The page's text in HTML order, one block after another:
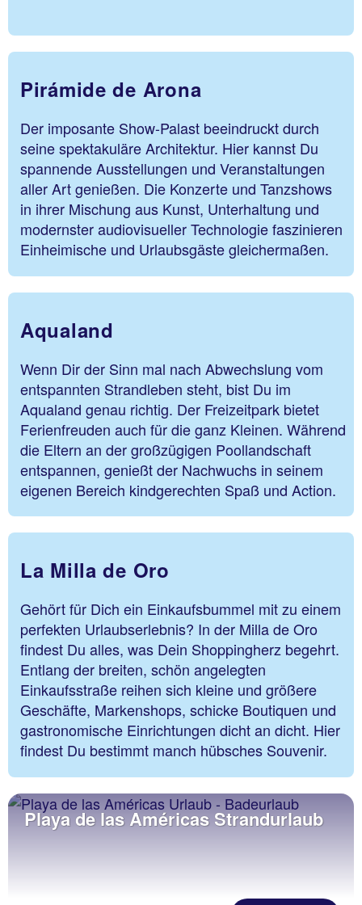
Pirámide de Arona
Der imposante Show-Palast beeindruckt durch
seine spektakuläre Architektur. Hier kannst Du
spannende Ausstellungen und Veranstaltungen
aller Art genießen. Die Konzerte und Tanzshows
in ihrer Mischung aus Kunst, Unterhaltung und
modernster audiovisueller Technologie faszinieren
Einheimische und Urlaubsgäste gleichermaßen.
Aqualand
Wenn Dir der Sinn mal nach Abwechslung vom
entspannten Strandleben steht, bist Du im
Aqualand genau richtig. Der Freizeitpark bietet
Ferienfreuden auch für die ganz Kleinen. Während
die Eltern an der großzügigen Poollandschaft
entspannen, genießt der Nachwuchs in seinem
eigenen Bereich kindgerechten Spaß und Action.
La Milla de Oro
Gehört für Dich ein Einkaufsbummel mit zu einem
perfekten Urlaubserlebnis? In der Milla de Oro
findest Du alles, was Dein Shoppingherz begehrt.
Entlang der breiten, schön angelegten
Einkaufsstraße reihen sich kleine und größere
Geschäfte, Markenshops, schicke Boutiquen und
gastronomische Einrichtungen dicht an dicht. Hier
findest Du bestimmt manch hübsches Souvenir.
Playa de las Américas Strandurlaub